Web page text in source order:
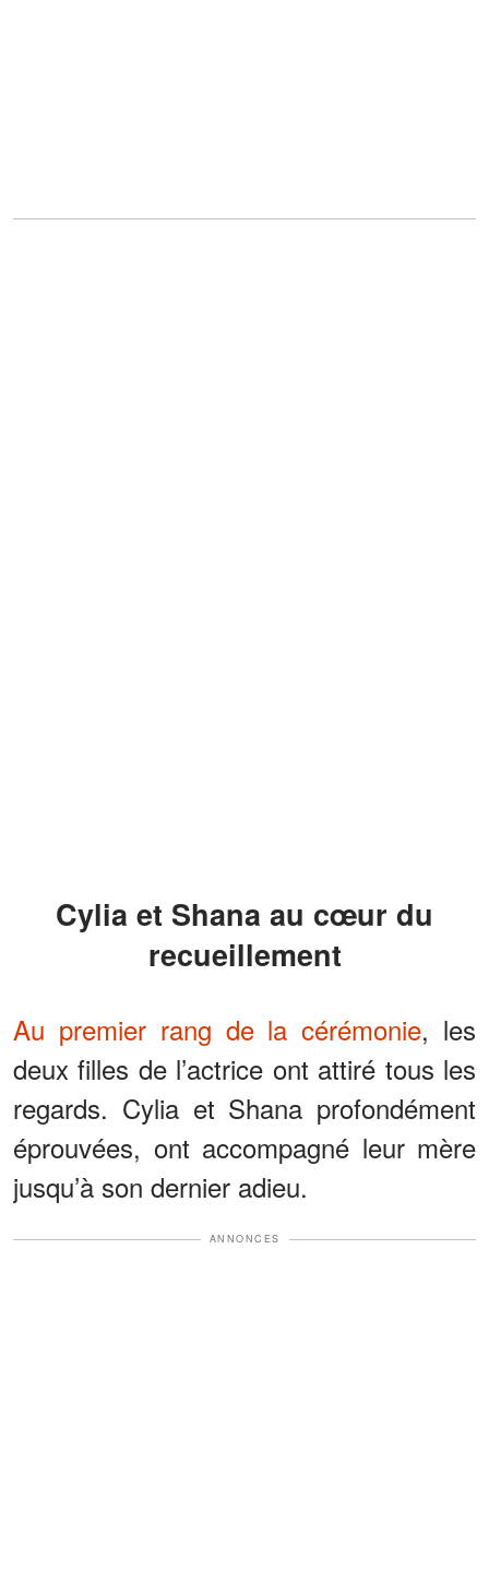
Cylia et Shana au cœur du
recueillement
Au premier rang de la cérémonie, les
deux filles de l’actrice ont attiré tous les
regards. Cylia et Shana profondément
éprouvées, ont accompagné leur mère
jusqu’à son dernier adieu.
ANNONCES